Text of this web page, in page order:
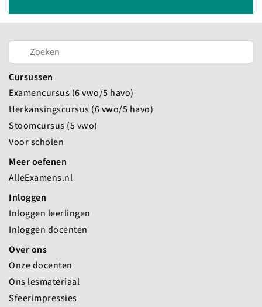
Cursussen
Examencursus (6 vwo/5 havo)
Herkansingscursus (6 vwo/5 havo)
Stoomcursus (5 vwo)
Voor scholen
Meer oefenen
AlleExamens.nl
Inloggen
Inloggen leerlingen
Inloggen docenten
Over ons
Onze docenten
Ons lesmateriaal
Sfeerimpressies